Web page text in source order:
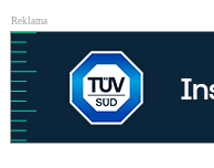
Reklama